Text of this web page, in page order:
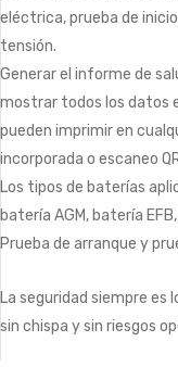
eléctrica, prueba de
tensión.
Generar el informe de
mostrar todos los datos
pueden imprimir en
incorporada o escaneo
Los tipos de baterías
batería AGM, batería
Prueba de arranque y
La seguridad siempre es
sin chispa y sin riesgos